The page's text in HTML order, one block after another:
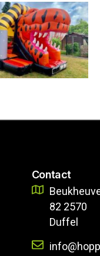
Contact
82 2570
Duffel